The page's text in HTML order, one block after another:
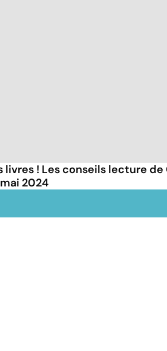
livres ! Les conseils lecture
2024